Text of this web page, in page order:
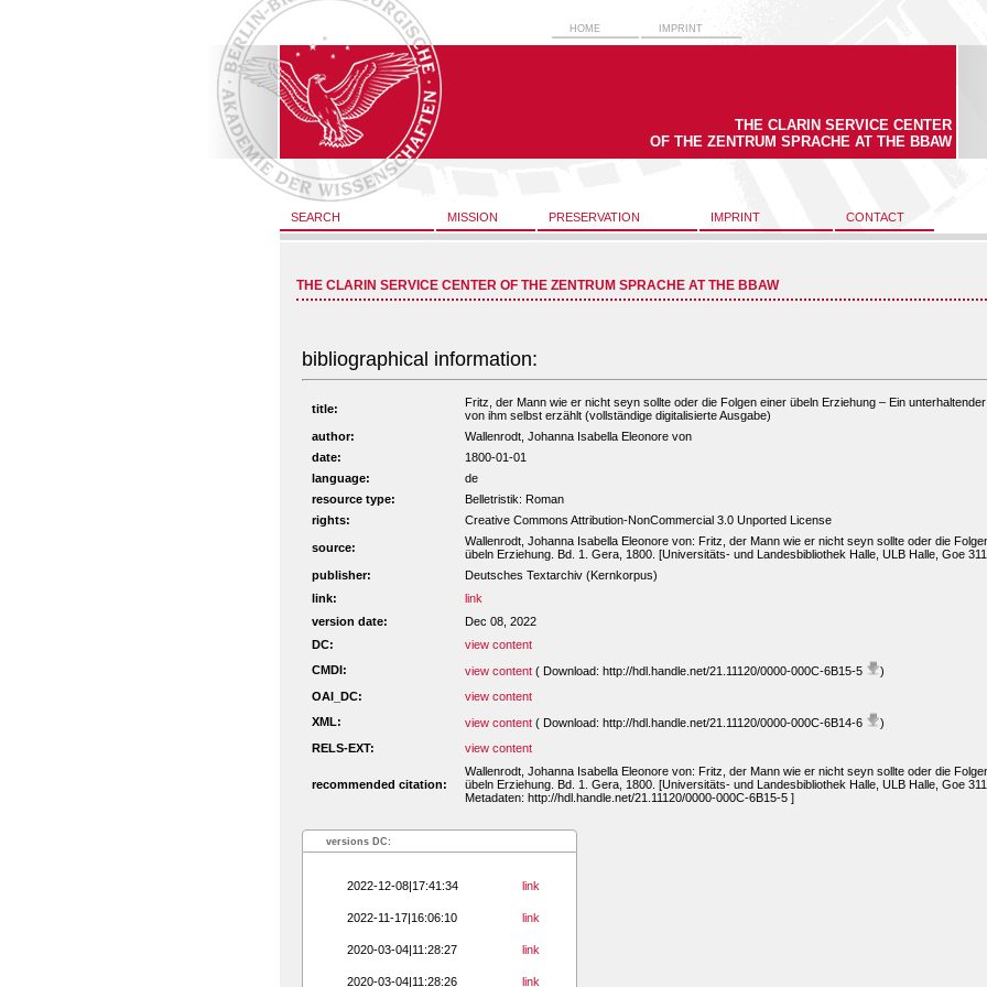
HOME IMPRINT
THE CLARIN SERVICE CENTER
OF THE ZENTRUM SPRACHE AT THE BBAW
SEARCH MISSION PRESERVATION IMPRINT CONTACT
THE CLARIN SERVICE CENTER OF THE ZENTRUM SPRACHE AT THE BBAW
bibliographical information:
title:
Fritz, der Mann wie er nicht seyn sollte oder die Folgen einer übeln Erziehung – Ein
von ihm selbst erzählt (vollständige digitalisierte Ausgabe)
author:
Wallenrodt, Johanna Isabella Eleonore von
date:
1800-01-01
language:
de
resource type:
Belletristik: Roman
rights:
Creative Commons Attribution-NonCommercial 3.0 Unported License
source:
Wallenrodt, Johanna Isabella Eleonore von: Fritz, der Mann wie er nicht seyn sollte oder die
übeln Erziehung. Bd. 1. Gera, 1800. [Universitäts- und Landesbibliothek Halle, ULB Halle, Goe
publisher:
Deutsches Textarchiv (Kernkorpus)
link:
link
version date:
Dec 08, 2022
DC:
view content
CMDI:
view content ( Download: http://hdl.handle.net/21.11120/0000-000C-6B15-5
)
OAI_DC:
view content
XML:
view content ( Download: http://hdl.handle.net/21.11120/0000-000C-6B14-6
)
RELS-EXT:
view content
recommended citation:
Wallenrodt, Johanna Isabella Eleonore von: Fritz, der Mann wie er nicht seyn sollte oder die
übeln Erziehung. Bd. 1. Gera, 1800. [Universitäts- und Landesbibliothek Halle, ULB Halle, Goe
Metadaten: http://hdl.handle.net/21.11120/0000-000C-6B15-5 ]
versions DC:
2022-12-08|17:41:34 link
2022-11-17|16:06:10 link
2020-03-04|11:28:27 link
2020-03-04|11:28:26 link